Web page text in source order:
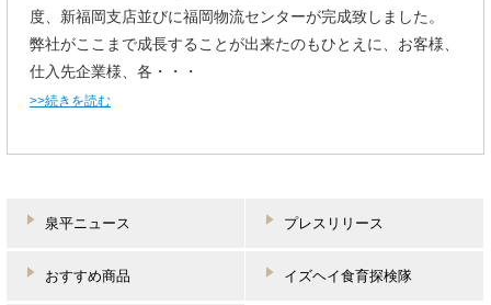
度、新福岡支店並びに福岡物流センターが完成致しました。
弊社がここまで成長することが出来たのもひとえに、お客様、
仕入先企業様、各・・・
>>続きを読む
泉平ニュース プレスリリース
おすすめ商品 イズヘイ食育探検隊